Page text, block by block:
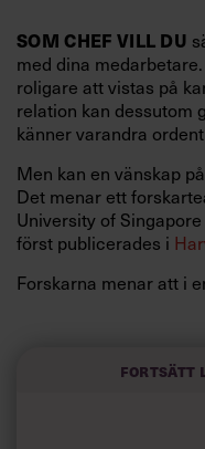
SOM CHEF VILL DU
med dina
roligare att vistas på
relation kan dessutom
känner varandra
Men kan en vänskap
Det menar ett
University of
först publicerades i
Forskarna menar att i
engagerad på jobbet.
Men en stark relation
Fortsätt